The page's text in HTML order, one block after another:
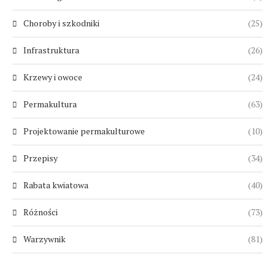
Choroby i szkodniki (25)
Infrastruktura (26)
Krzewy i owoce (24)
Permakultura (63)
Projektowanie permakulturowe (10)
Przepisy (34)
Rabata kwiatowa (40)
Różności (73)
Warzywnik (81)